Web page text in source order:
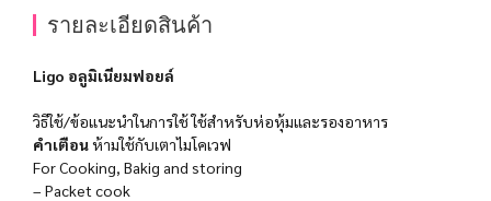
รายละเอียดสินค้า
Ligo อลูมิเนียมฟอยล์
วิธีใช้/ข้อแนะนำในการใช้ ใช้สำหรับห่อหุ้มและรองอาหาร
คำเตือน ห้ามใช้กับเตาไมโคเวฟ
For Cooking, Bakig and storing
– Packet cook